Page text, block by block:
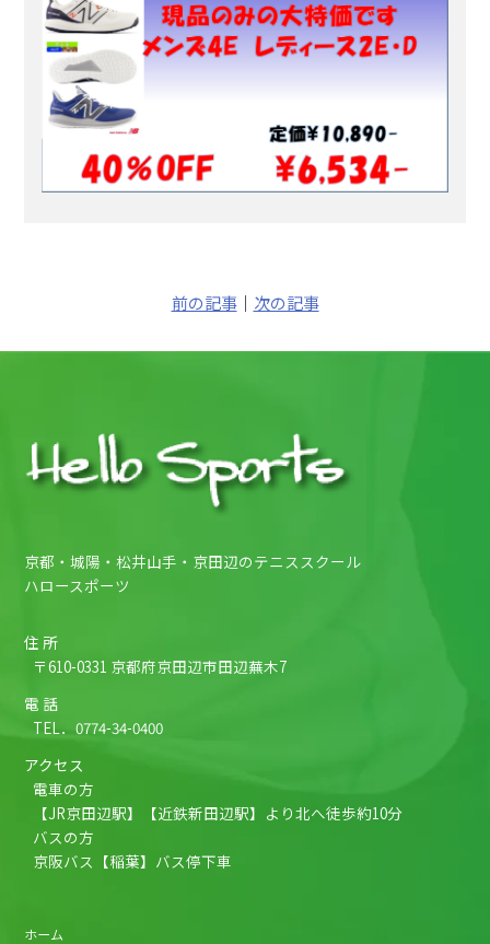
前の記事｜ 次の記事
京都・城陽・松井山手・京田辺のテニススクール
ハロースポーツ
住 所
〒610-0331 京都府京田辺市田辺蕪木7
電 話
TEL．0774-34-0400
アクセス
電車の方
【JR京田辺駅】【近鉄新田辺駅】より北へ徒歩約10分
バスの方
京阪バス【稲葉】バス停下車
ホーム